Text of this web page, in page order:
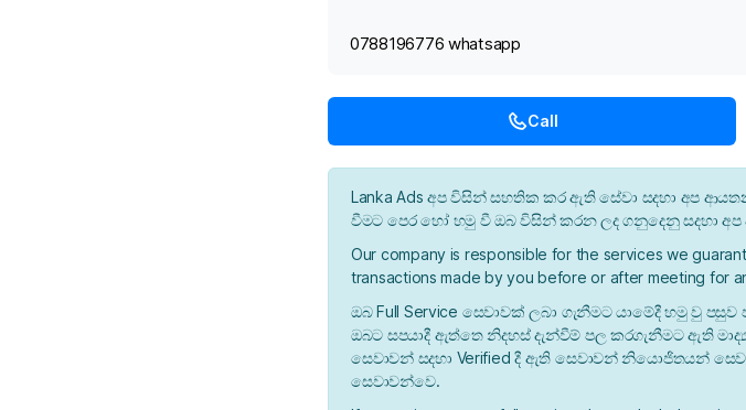
0788196776 whatsapp
Call
Lanka Ads අප විසින් සහතික කර ඇති සේවා සදහා අප
වීමට පෙර හෝ හමු වී ඔබ විසින් කරන ලද ගනුදෙනු සදහා
Our company is responsible for the services we
transactions made by you before or after meeting for
ඔබ Full Service සෙවාවක් ලබා ගැනීමට යාමේදී හමු වු
ඔබට සපයාදී ඇත්තෙ නිදහස් දැන්වීම් පල කරගැනීමට ඇති
සෙවාවන් සදහා Verified දී ඇති සෙවාවන් නියොජිතයන්
සෙවාවන්වෙ.